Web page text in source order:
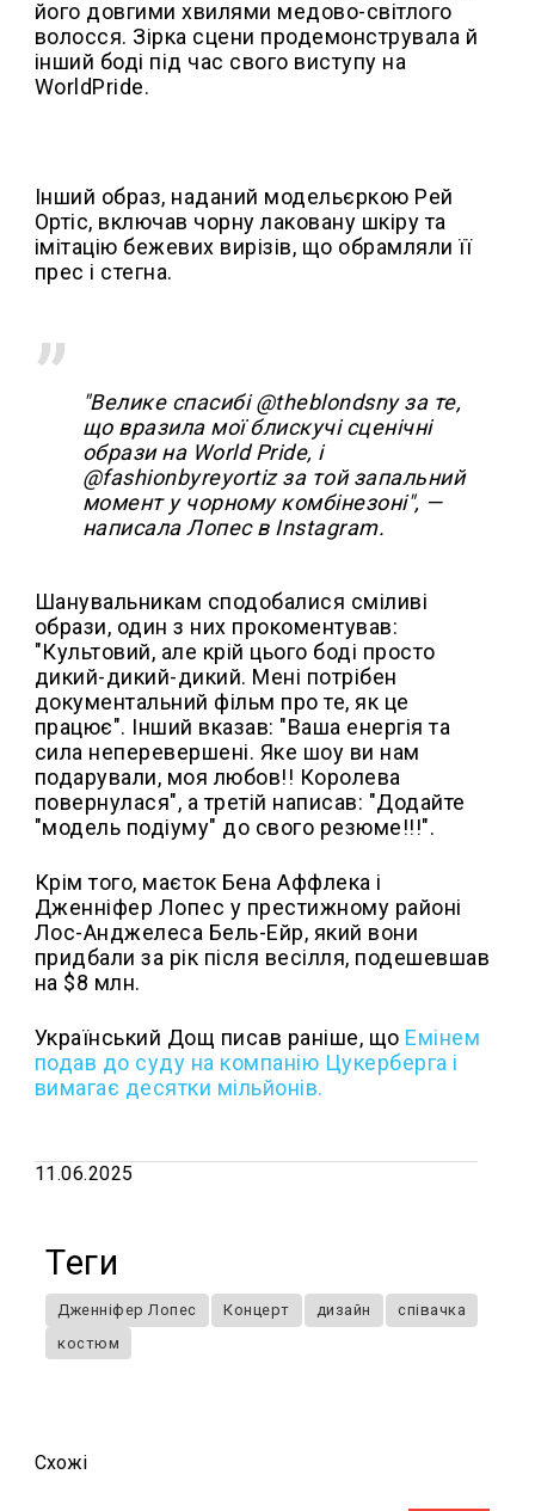
його довгими хвилями медово-світлого
волосся. Зірка сцени продемонструвала й
інший боді під час свого виступу на
WorldPride.
Інший образ, наданий модельєркою Рей
Ортіс, включав чорну лаковану шкіру та
імітацію бежевих вирізів, що обрамляли її
прес і стегна.
"Велике спасибі @theblondsny за те,
що вразила мої блискучі сценічні
образи на World Pride, і
@fashionbyreyortiz за той запальний
момент у чорному комбінезоні", —
написала Лопес в Instagram.
Шанувальникам сподобалися сміливі
образи, один з них прокоментував:
"Культовий, але крій цього боді просто
дикий-дикий-дикий. Мені потрібен
документальний фільм про те, як це
працює". Інший вказав: "Ваша енергія та
сила неперевершені. Яке шоу ви нам
подарували, моя любов!! Королева
повернулася", а третій написав: "Додайте
"модель подіуму" до свого резюме!!!".
Крім того, маєток Бена Аффлека і
Дженніфер Лопес у престижному районі
Лос-Анджелеса Бель-Ейр, який вони
придбали за рік після весілля, подешевшав
на $8 млн.
Український Дощ писав раніше, що Емінем
подав до суду на компанію Цукерберга і
вимагає десятки мільйонів.
11.06.2025
Теги
Дженніфер Лопес Концерт дизайн
співачка
костюм
Схожi